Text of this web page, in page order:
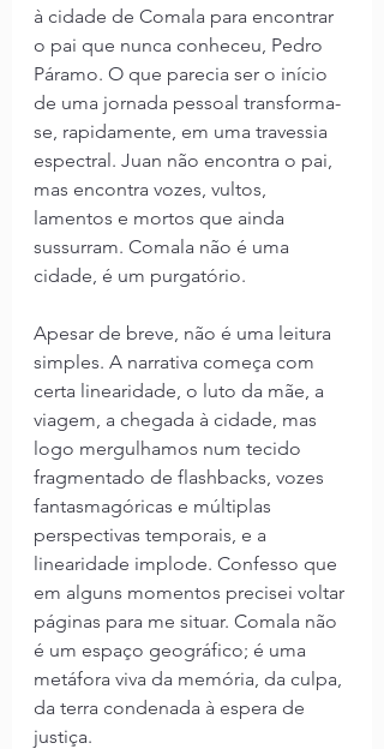
à cidade de Comala para encontrar
o pai que nunca conheceu, Pedro
Páramo. O que parecia ser o início
de uma jornada pessoal transforma-
se, rapidamente, em uma travessia
espectral. Juan não encontra o pai,
mas encontra vozes, vultos,
lamentos e mortos que ainda
sussurram. Comala não é uma
cidade, é um purgatório.
Apesar de breve, não é uma leitura
simples. A narrativa começa com
certa linearidade, o luto da mãe, a
viagem, a chegada à cidade, mas
logo mergulhamos num tecido
fragmentado de flashbacks, vozes
fantasmagóricas e múltiplas
perspectivas temporais, e a
linearidade implode. Confesso que
em alguns momentos precisei voltar
páginas para me situar. Comala não
é um espaço geográfico; é uma
metáfora viva da memória, da culpa,
da terra condenada à espera de
justiça.